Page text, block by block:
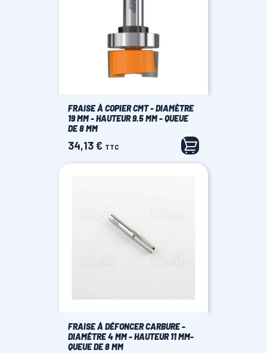
FRAISE À COPIER CMT - DIAMÈTRE
19 MM - HAUTEUR 9.5 MM - QUEUE
DE 8 MM
Prix
34,13 € TTC
FRAISE À DÉFONCER CARBURE -
DIAMÈTRE 4 MM - HAUTEUR 11 MM-
QUEUE DE 8 MM